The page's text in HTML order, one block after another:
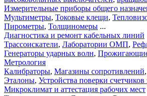
Измерительные приборы общего
Мультиметры, Токовые клещи,
Пирометры, Толщиномеры ...
Диагностика и ремонт кабельных линий
Трассоискатели, Лаборатории ОМП,
Генераторы ударных волн,
Метрология
Калибраторы, Магазины сопротивлений,
Эталоны, Устройства поверки счетчиков
Микроклимат и аттестация рабочих мест